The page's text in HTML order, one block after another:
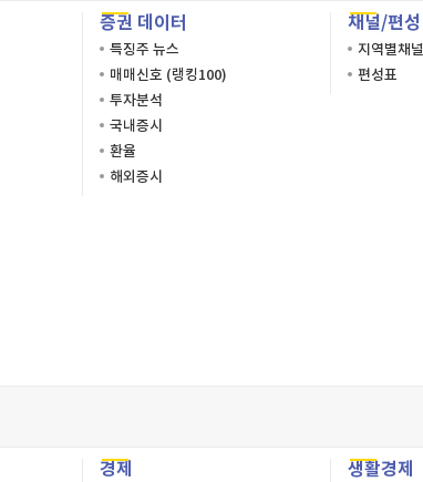
증권 데이터
특징주 뉴스
매매신호 (랭킹100)
투자분석
국내증시
환율
해외증시
채널/편성
지역별채널
편성표
경제 생활경제